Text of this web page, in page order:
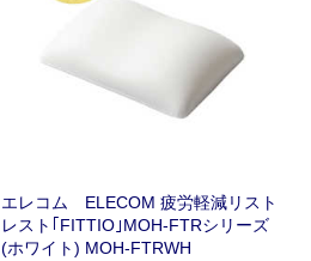
エレコム ELECOM 疲労軽減リスト
レスト｢FITTIO｣MOH-FTRシリーズ
(ホワイト) MOH-FTRWH